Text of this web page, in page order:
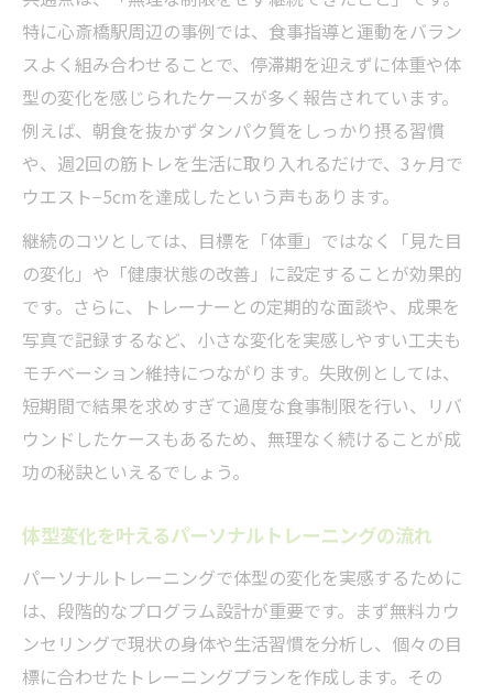
特に心斎橋駅周辺の事例では、食事指導と運動をバラン
スよく組み合わせることで、停滞期を迎えずに体重や体
型の変化を感じられたケースが多く報告されています。
例えば、朝食を抜かずタンパク質をしっかり摂る習慣
や、週2回の筋トレを生活に取り入れるだけで、3ヶ月で
ウエスト−5cmを達成したという声もあります。
継続のコツとしては、目標を「体重」ではなく「見た目
の変化」や「健康状態の改善」に設定することが効果的
です。さらに、トレーナーとの定期的な面談や、成果を
写真で記録するなど、小さな変化を実感しやすい工夫も
モチベーション維持につながります。失敗例としては、
短期間で結果を求めすぎて過度な食事制限を行い、リバ
ウンドしたケースもあるため、無理なく続けることが成
功の秘訣といえるでしょう。
体型変化を叶えるパーソナルトレーニングの流れ
パーソナルトレーニングで体型の変化を実感するために
は、段階的なプログラム設計が重要です。まず無料カウ
ンセリングで現状の身体や生活習慣を分析し、個々の目
標に合わせたトレーニングプランを作成します。その